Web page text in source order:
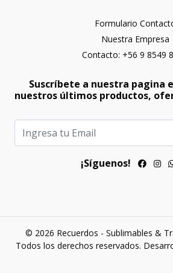
Formulario
Nuestra Empresa
Contacto: +56 9 8549
Suscríbete a nuestra pagina
nuestros últimos productos,
¡Síguenos!
© 2026 Recuerdos - Sublimables &
Todos los derechos reservados.